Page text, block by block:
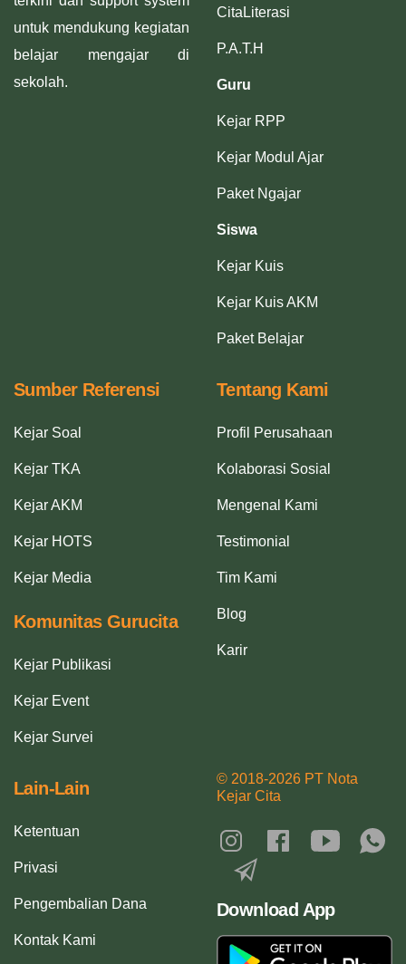
untuk mendukung kegiatan
belajar mengajar di
sekolah.
CitaLiterasi
P.A.T.H
Guru
Kejar RPP
Kejar Modul Ajar
Paket Ngajar
Siswa
Kejar Kuis
Kejar Kuis AKM
Paket Belajar
Sumber Referensi
Kejar Soal
Kejar TKA
Kejar AKM
Kejar HOTS
Kejar Media
Komunitas Gurucita
Kejar Publikasi
Kejar Event
Kejar Survei
Tentang Kami
Profil Perusahaan
Kolaborasi Sosial
Mengenal Kami
Testimonial
Tim Kami
Blog
Karir
Lain-Lain
Ketentuan
Privasi
Pengembalian Dana
Kontak Kami
© 2018-2026 PT Nota
Kejar Cita
Download App